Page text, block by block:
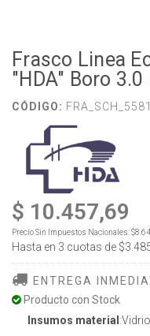
Frasco Linea
"HDA" Boro 3.0
CÓDIGO:
$ 10.457,69
Precio Sin Impuestos Nacionales:
Hasta en 3 cuotas de
ENTREGA
Producto con Stock
Insumos material :Vidrio